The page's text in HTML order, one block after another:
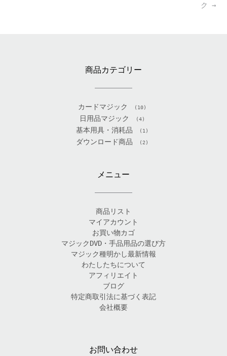
ク →
商品カテゴリー
カードマジック (10)
日用品マジック (4)
基本用具・消耗品 (1)
ダウンロード商品 (2)
メニュー
商品リスト
マイアカウント
お買い物カゴ
マジックDVD・手品用品の選び方
マジック種明かし最新情報
わたしたちについて
アフィリエイト
ブログ
特定商取引法に基づく表記
会社概要
お問い合わせ